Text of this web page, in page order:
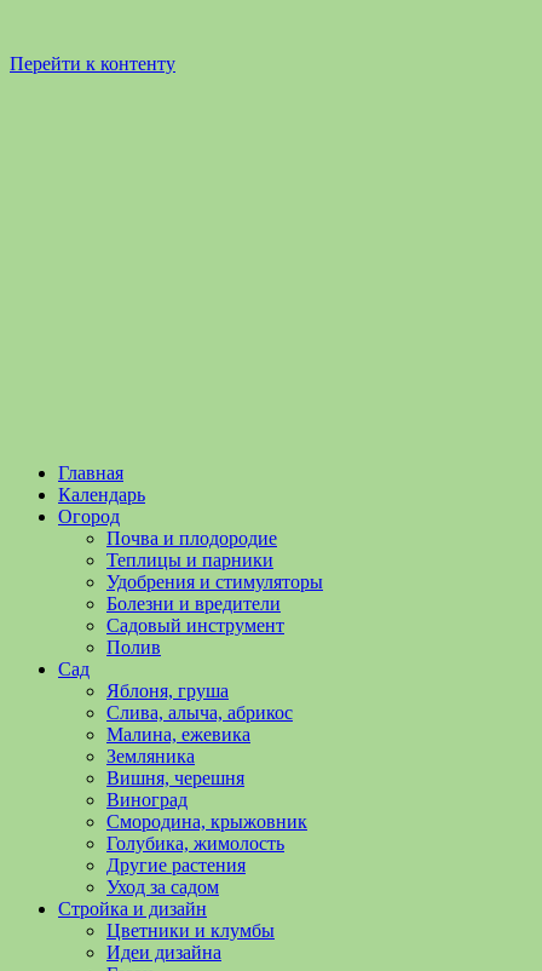
Перейти к контенту
Садоводство
Огородничество
Садоводство
огородничество
полезные
уходу
овощами,
растениями
Поможем
обустройстве
выращивании
Главная
Календарь
Огород
Почва и плодородие
Теплицы и парники
Удобрения и стимуляторы
Болезни и вредители
Садовый инструмент
Полив
Сад
Яблоня, груша
Слива, алыча, абрикос
Малина, ежевика
Земляника
Вишня, черешня
Виноград
Смородина, крыжовник
Голубика, жимолость
Другие растения
Уход за садом
Стройка и дизайн
Цветники и клумбы
Идеи дизайна